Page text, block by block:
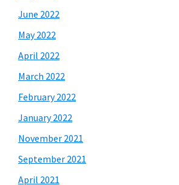
June 2022
May 2022
April 2022
March 2022
February 2022
January 2022
November 2021
September 2021
April 2021